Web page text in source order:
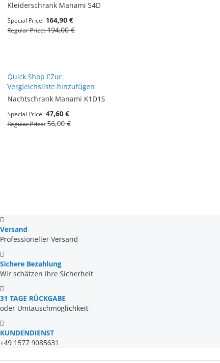
Kleiderschrank Manami S4D
Special Price 164,90 €
Regular Price 194,00 €
Quick Shop
Zur
Vergleichsliste hinzufügen
Nachtschrank Manami K1D1S
Special Price 47,60 €
Regular Price 56,00 €
Versand
Professioneller Versand
Sichere Bezahlung
Wir schätzen Ihre Sicherheit
31 TAGE RÜCKGABE
oder Umtauschmöglichkeit
KUNDENDIENST
+49 1577 9085631